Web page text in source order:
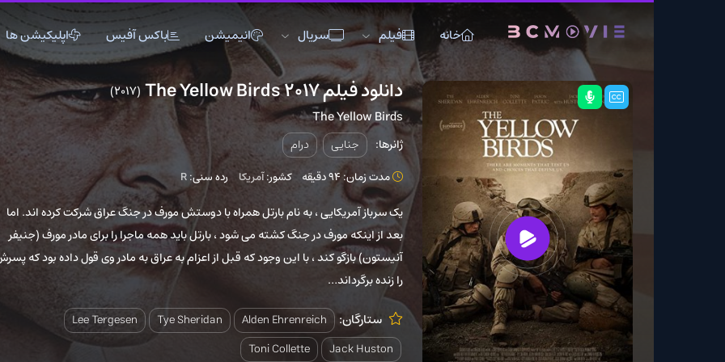
خانه فیلم
اکشن انیمیشن
جنگی خانوادگی
دلهره آور
عاشقانه
فانتزی کمدی
ماجراجویی
مستند
موزیک
موزیکال
وسترن
سریال
اکشن
تاریخی
دلهره آور
فانتزی
ماجراجویی
موزیک
انیمیشن باکس آفیس اپلیکیشن ها
دانلود فیلم The Yellow Birds 2017 (2017)
The Yellow Birds
ژانرها: جنایی درام
مدت زمان: 94 دقیقه کشور:آمریکا رده سنی:R
یک سرباز آمریکایی ، به نام بارتل همراه با دوستش مورف در جنگ عراق شرکت کرده اند. اما
بعد از اینکه مورف در جنگ کشته می شود ، بارتل باید همه ماجرا را برای مادر مورف (جنیفر
آنیستون) بازگو کند ، با این وجود که قبل از اعزام به عراق به مادر وی قول داده بود که پسرش
را زنده برگرداند…
ستارگان: Alden Ehrenreich
Tye Sheridan
Lee Tergesen
Jack Huston
Toni Collette